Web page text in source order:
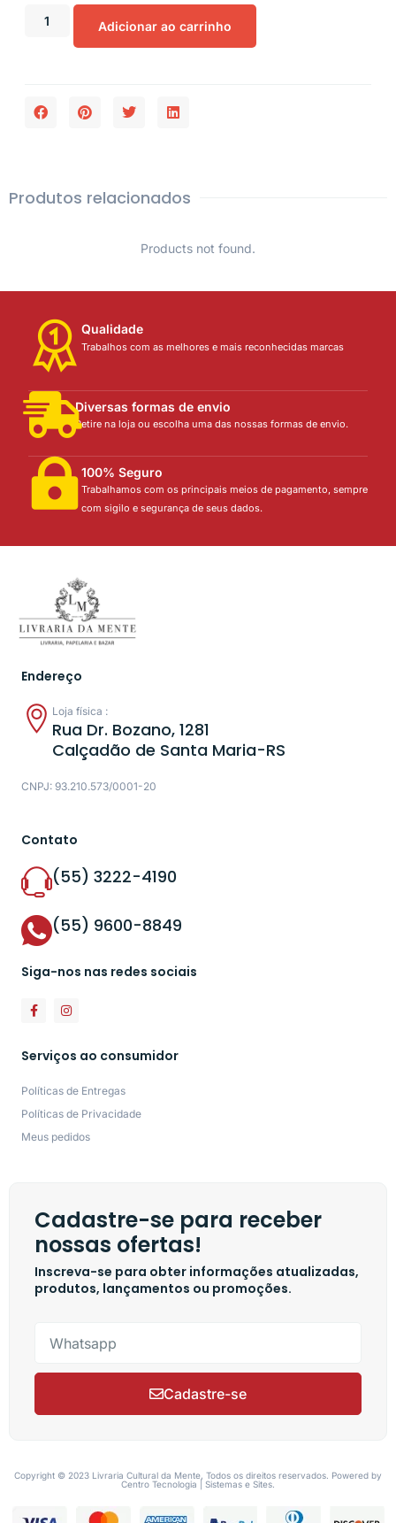
Adicionar ao carrinho
Produtos relacionados
Products not found.
Qualidade
Trabalhos com as melhores e mais reconhecidas marcas
Diversas formas de envio
Retire na loja ou escolha uma das nossas formas de envio.
100% Seguro
Trabalhamos com os principais meios de pagamento, sempre
com sigilo e segurança de seus dados.
Endereço
Loja física :
Rua Dr. Bozano, 1281
Calçadão de Santa Maria-RS
CNPJ: 93.210.573/0001-20
Contato
(55) 3222-4190
(55) 9600-8849
Siga-nos nas redes sociais
Serviços ao consumidor
Políticas de Entregas
Políticas de Privacidade
Meus pedidos
Cadastre-se para receber
nossas ofertas!
Inscreva-se para obter informações atualizadas,
produtos, lançamentos ou promoções.
Cadastre-se
Copyright © 2023 Livraria Cultural da Mente, Todos os direitos reservados. Powered by
Centro Tecnologia | Sistemas e Sites.